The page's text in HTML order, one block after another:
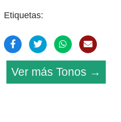
Etiquetas:
Ver más Tonos →